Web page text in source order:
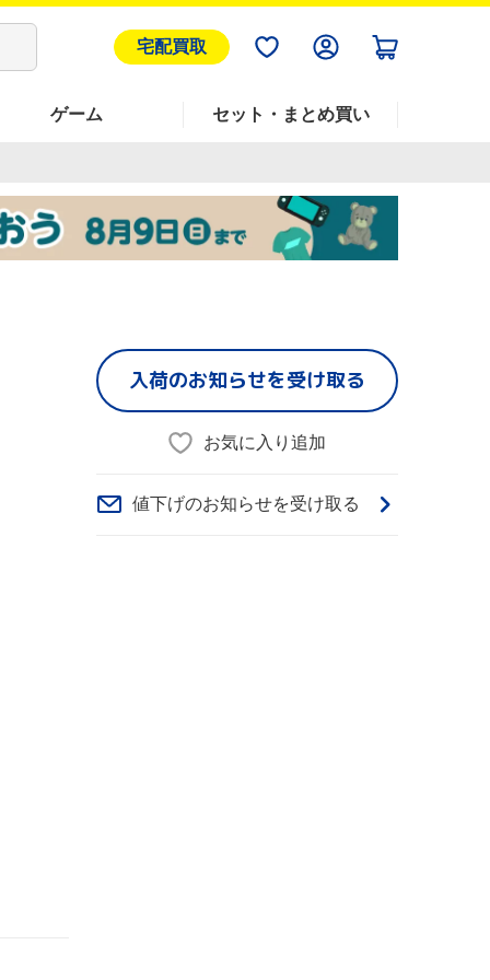
宅配買取
ゲーム セット・まとめ買い
入荷のお知らせを受け取る
お気に入り追加
値下げのお知らせを受け取る